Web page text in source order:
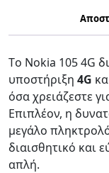
Tο Nokia 105 4G
υποστήριξη 4G
όσα χρειάζεστε
Επιπλέον, η
μεγάλο
διαισθητικό και
απλή.